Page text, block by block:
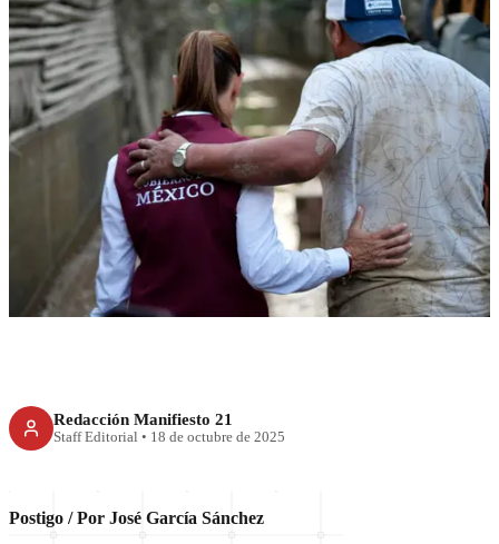
RECIENTE
El mito de la presencia
presidencial
Redacción Manifiesto 21
Staff Editorial • 18 de octubre de 2025
Postigo / Por José García Sánchez